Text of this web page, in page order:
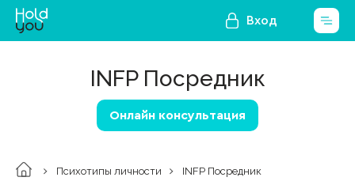
Вход
INFP Посредник
Онлайн консультация
Психотипы личности INFP Посредник